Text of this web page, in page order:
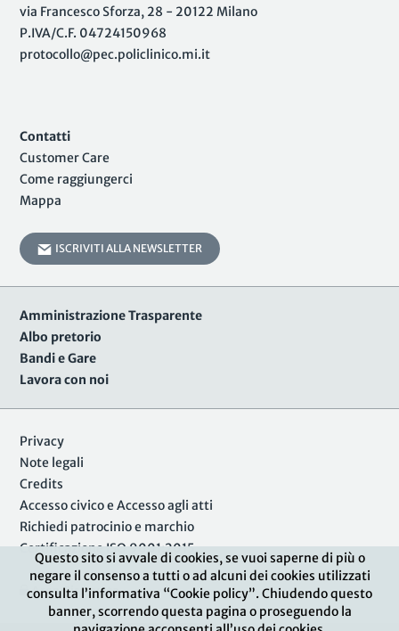
Questo sito si avvale di cookies, se vuoi saperne di più o
negare il consenso a tutti o ad alcuni dei cookies utilizzati
consulta l’informativa “Cookie policy”. Chiudendo questo
banner, scorrendo questa pagina o proseguendo la
via Francesco Sforza, 28 - 20122 Milano
P.IVA/C.F. 04724150968
protocollo@pec.policlinico.mi.it
Contatti
Customer Care
Come raggiungerci
Mappa
ISCRIVITI ALLA NEWSLETTER
Amministrazione Trasparente
Albo pretorio
Bandi e Gare
Lavora con noi
Privacy
Note legali
Credits
Accesso civico e Accesso agli atti
Richiedi patrocinio e marchio
Certificazione ISO 9001:2015
Area Riservata